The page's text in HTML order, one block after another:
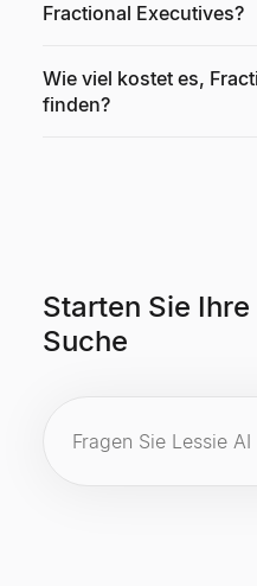
Fractional Executives?
Wie viel kostet es,
finden?
Starten Sie
Suche